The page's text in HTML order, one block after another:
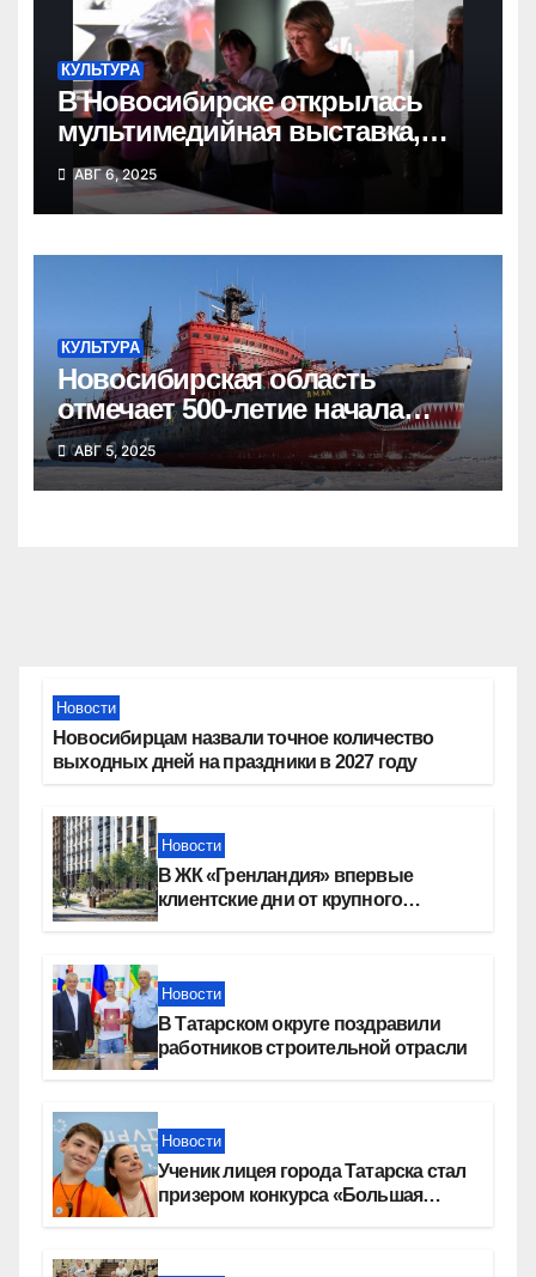
КУЛЬТУРА
В Новосибирске открылась
мультимедийная выставка,
посвященная Великой Победе
АВГ 6, 2025
КУЛЬТУРА
Новосибирская область
отмечает 500-летие начала
освоения Северного морского
пути
АВГ 5, 2025
Новости
Новосибирцам назвали точное количество
выходных дней на праздники в 2027 году
Новости
В ЖК «Гренландия» впервые
клиентские дни от крупного
Новости
В Татарском округе поздравили
работников строительной отрасли
Новости
Ученик лицея города Татарска стал
призером конкурса «Большая